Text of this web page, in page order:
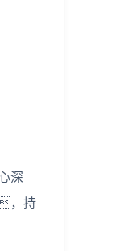
深
，持